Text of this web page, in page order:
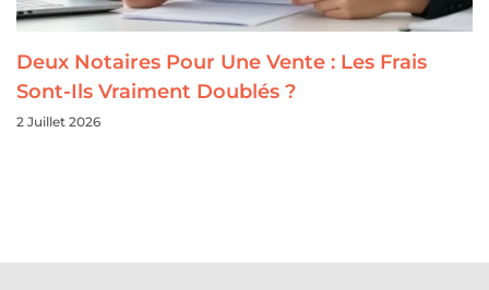
Deux Notaires Pour Une Vente : Les Frais
Sont-Ils Vraiment Doublés ?
2 Juillet 2026